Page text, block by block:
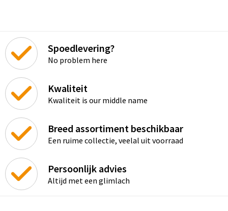
Spoedlevering?
No problem here
Kwaliteit
Kwaliteit is our middle name
Breed assortiment beschikbaar
Een ruime collectie, veelal uit voorraad
Persoonlijk advies
Altijd met een glimlach